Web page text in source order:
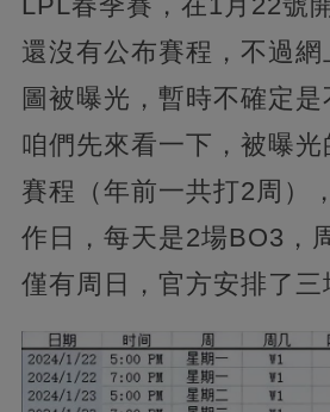
還沒有公布賽程，不過網
圖被曝光，暫時不確定是
咱們先來看一下，被曝光
賽程（年前一共打2周）
作日，每天是2場BO3，
僅有周日，官方安排了三